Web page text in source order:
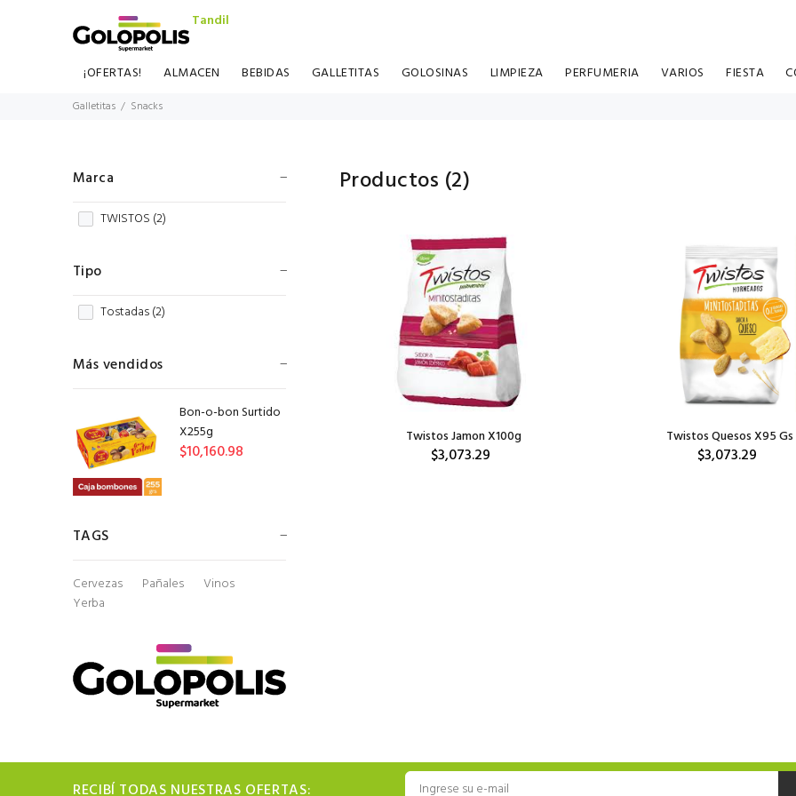
Tandil
¡OFERTAS! ALMACEN BEBIDAS GALLETITAS GOLOSINAS LIMPIEZA PERFUMERIA VARIOS FIESTA
Galletitas Snacks
Marca
TWISTOS (2)
Tipo
Tostadas (2)
Más vendidos
Bon-o-bon Surtido
X255g
$10,160.98
TAGS
Cervezas Pañales
Vinos
Yerba
Productos (2)
Twistos Jamon X100g
$3,073.29
Twistos Quesos X95 Gs
$3,073.29
RECIBÍ TODAS NUESTRAS OFERTAS: